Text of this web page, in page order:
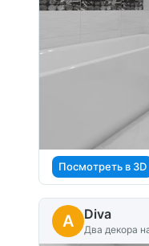
Посмотреть в 3D
A Diva
Два декора